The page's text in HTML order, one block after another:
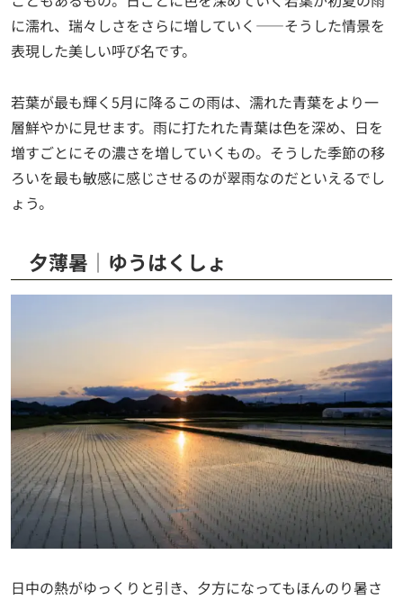
に濡れ、瑞々しさをさらに増していく——そうした情景を
表現した美しい呼び名です。
若葉が最も輝く5月に降るこの雨は、濡れた青葉をより一
層鮮やかに見せます。雨に打たれた青葉は色を深め、日を
増すごとにその濃さを増していくもの。そうした季節の移
ろいを最も敏感に感じさせるのが翠雨なのだといえるでし
ょう。
夕薄暑│ゆうはくしょ
日中の熱がゆっくりと引き、夕方になってもほんのり暑さ